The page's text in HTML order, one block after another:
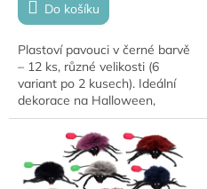
Do košíku
Plastoví pavouci v černé barvě
– 12 ks, různé velikosti (6
variant po 2 kusech). Ideální
dekorace na Halloween,
strašidelné párty a tematické